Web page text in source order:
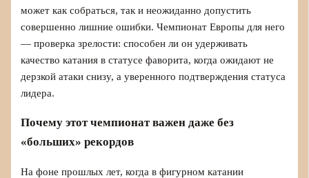
может как собраться, так и неожиданно допустить
совершенно лишние ошибки. Чемпионат Европы для него
— проверка зрелости: способен ли он удерживать
качество катания в статусе фаворита, когда ожидают не
дерзкой атаки снизу, а уверенного подтверждения статуса
лидера.
Почему этот чемпионат важен даже без
«больших» рекордов
На фоне прошлых лет, когда в фигурном катании